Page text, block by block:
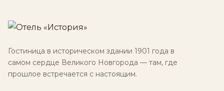
Гостиница в историческом здании 1901 года в
самом сердце Великого Новгорода — там, где
прошлое встречается с настоящим.